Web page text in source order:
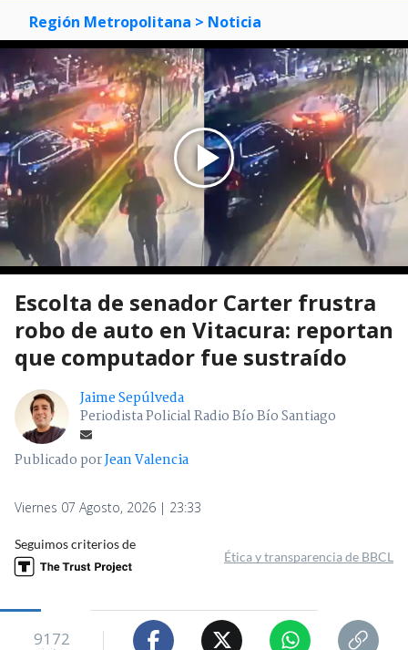
Región Metropolitana > Noticia
Escolta de senador Carter frustra
robo de auto en Vitacura: reportan
que computador fue sustraído
Jaime Sepúlveda
Periodista Policial Radio Bío Bío Santiago
Publicado porJean Valencia
Viernes 07 Agosto, 2026 | 23:33
Seguimos criterios de
Ética y transparencia de BBCL
9172